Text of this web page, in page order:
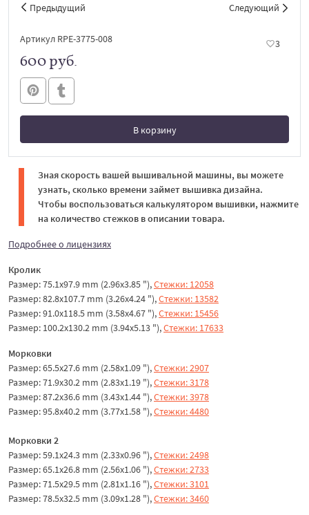
Предыдущий Следующий
Артикул RPE-3775-008 3
600 руб.
В корзину
В корзине
Зная скорость вашей вышивальной машины, вы можете
узнать, сколько времени займет вышивка дизайна.
Чтобы воспользоваться калькулятором вышивки, нажмите
на количество стежков в описании товара.
Подробнее о лицензиях
Кролик
Размер: 75.1x97.9 mm (2.96x3.85 "),Стежки: 12058
Размер: 82.8x107.7 mm (3.26x4.24 "),Стежки: 13582
Размер: 91.0x118.5 mm (3.58x4.67 "),Стежки: 15456
Размер: 100.2x130.2 mm (3.94x5.13 "),Стежки: 17633
Морковки
Размер: 65.5x27.6 mm (2.58x1.09 "),Стежки: 2907
Размер: 71.9x30.2 mm (2.83x1.19 "),Стежки: 3178
Размер: 87.2x36.6 mm (3.43x1.44 "),Стежки: 3978
Размер: 95.8x40.2 mm (3.77x1.58 "),Стежки: 4480
Морковки 2
Размер: 59.1x24.3 mm (2.33x0.96 "),Стежки: 2498
Размер: 65.1x26.8 mm (2.56x1.06 "),Стежки: 2733
Размер: 71.5x29.5 mm (2.81x1.16 "),Стежки: 3101
Размер: 78.5x32.5 mm (3.09x1.28 "),Стежки: 3460